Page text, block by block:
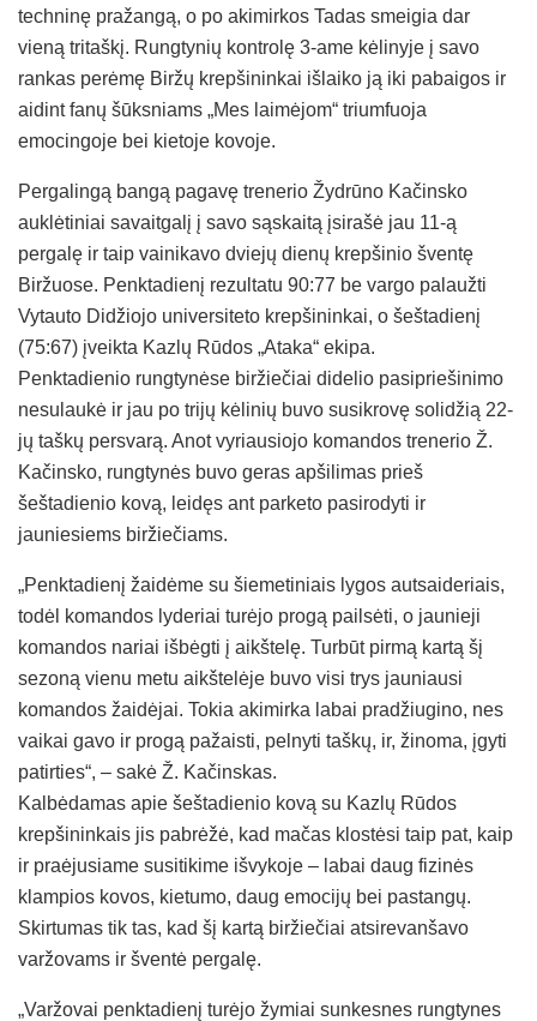
techninę pražangą, o po akimirkos Tadas smeigia dar
vieną tritaškį. Rungtynių kontrolę 3-ame kėlinyje į savo
rankas perėmę Biržų krepšininkai išlaiko ją iki pabaigos ir
aidint fanų šūksniams „Mes laimėjom“ triumfuoja
emocingoje bei kietoje kovoje.
Pergalingą bangą pagavę trenerio Žydrūno Kačinsko
auklėtiniai savaitgalį į savo sąskaitą įsirašė jau 11-ą
pergalę ir taip vainikavo dviejų dienų krepšinio šventę
Biržuose. Penktadienį rezultatu 90:77 be vargo palaužti
Vytauto Didžiojo universiteto krepšininkai, o šeštadienį
(75:67) įveikta Kazlų Rūdos „Ataka“ ekipa.
Penktadienio rungtynėse biržiečiai didelio pasipriešinimo
nesulaukė ir jau po trijų kėlinių buvo susikrovę solidžią 22-
jų taškų persvarą. Anot vyriausiojo komandos trenerio Ž.
Kačinsko, rungtynės buvo geras apšilimas prieš
šeštadienio kovą, leidęs ant parketo pasirodyti ir
jauniesiems biržiečiams.
„Penktadienį žaidėme su šiemetiniais lygos autsaideriais,
todėl komandos lyderiai turėjo progą pailsėti, o jaunieji
komandos nariai išbėgti į aikštelę. Turbūt pirmą kartą šį
sezoną vienu metu aikštelėje buvo visi trys jauniausi
komandos žaidėjai. Tokia akimirka labai pradžiugino, nes
vaikai gavo ir progą pažaisti, pelnyti taškų, ir, žinoma, įgyti
patirties“, – sakė Ž. Kačinskas.
Kalbėdamas apie šeštadienio kovą su Kazlų Rūdos
krepšininkais jis pabrėžė, kad mačas klostėsi taip pat, kaip
ir praėjusiame susitikime išvykoje – labai daug fizinės
klampios kovos, kietumo, daug emocijų bei pastangų.
Skirtumas tik tas, kad šį kartą biržiečiai atsirevanšavo
varžovams ir šventė pergalę.
„Varžovai penktadienį turėjo žymiai sunkesnes rungtynes